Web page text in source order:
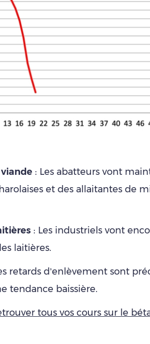
viande : Les abatteurs vont
et des allaitantes de
: Les industriels vont
laitières.
retards d’enlèvement sont
tendance baissière.
tous vos cours sur le